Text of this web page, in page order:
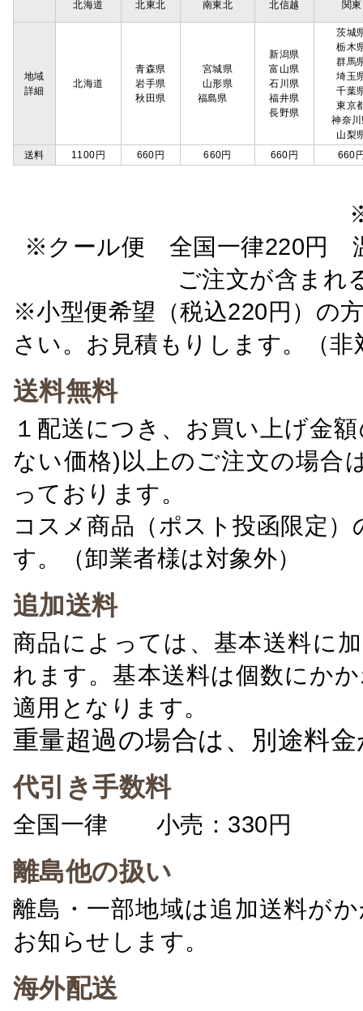
北海道 北東北 南東北 北信越 関東
地域
詳細
北海道
青森県
岩手県
秋田県
宮城県
山形県
福島県
新潟県
富山県
石川県
福井県
長野県
茨城
栃木
群馬
埼玉
千葉
東京
神奈
山梨
送料
1100円 660円 660円 660円 660
※クール便 全国一律220円
ご注文が含ま
※小型便希望（税込220円）の
さい。お見積もりします。（非
送料無料
１配送につき、お買い上げ金
ない価格)以上のご注文の場合
っております。
コスメ商品（ポスト投函限定
す。（卸業者様は対象外）
追加送料
商品によっては、基本送料に
れます。基本送料は個数にか
適用となります。
重量超過の場合は、別途料
代引き手数料
全国一律 小売：330円 卸
離島他の扱い
離島・一部地域は追加送料が
お知らせします。
海外配送